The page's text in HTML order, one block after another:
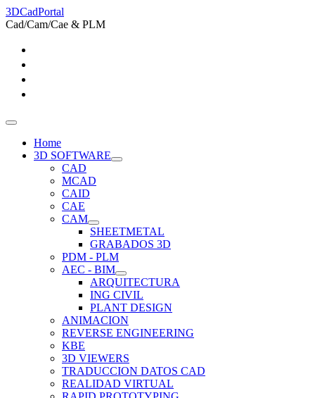
3DCadPortal
Cad/Cam/Cae & PLM
Home
3D SOFTWARE
CAD
MCAD
CAID
CAE
CAM
SHEETMETAL
GRABADOS 3D
PDM - PLM
AEC - BIM
ARQUITECTURA
ING CIVIL
PLANT DESIGN
ANIMACION
REVERSE ENGINEERING
KBE
3D VIEWERS
TRADUCCION DATOS CAD
REALIDAD VIRTUAL